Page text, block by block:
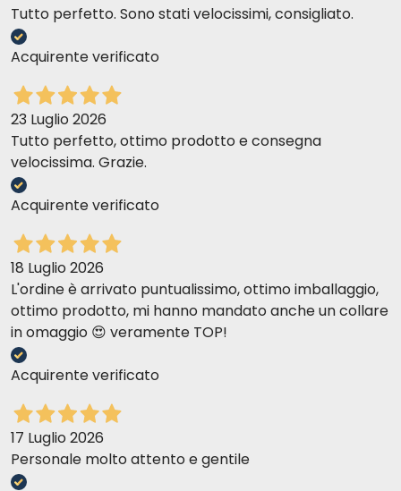
Tutto perfetto. Sono stati velocissimi, consigliato.
Acquirente verificato
23 Luglio 2026
Tutto perfetto, ottimo prodotto e consegna
velocissima. Grazie.
Acquirente verificato
18 Luglio 2026
L'ordine è arrivato puntualissimo, ottimo imballaggio,
ottimo prodotto, mi hanno mandato anche un collare
in omaggio 😍 veramente TOP!
Acquirente verificato
17 Luglio 2026
Personale molto attento e gentile